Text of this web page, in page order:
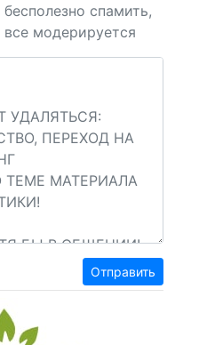
бесполезно спамить,
все модерируется
Отправить